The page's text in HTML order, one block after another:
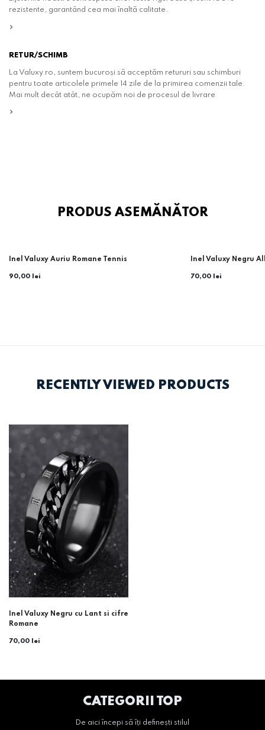
rezistente, garantând cea mai înaltă calitate.
RETUR/SCHIMB
La Valuxy.ro, suntem bucuroși să acceptăm retururi sau schimburi
pentru toate articolele primele 14 zile de la primirea comenzii tale.
Mai mult decât atât, ne ocupăm noi de procesul de livrare
PRODUS ASEMĂNĂTOR
Inel Valuxy Auriu Romane Tennis
90,00 lei
Inel Valuxy Negru
70,00 lei
RECENTLY VIEWED PRODUCTS
Inel Valuxy Negru cu Lant si cifre
Romane
70,00 lei
CATEGORII TOP
De aici începi să îți definești stilul